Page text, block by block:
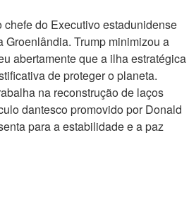
do Executivo estadunidense
Trump minimizou a
abertamente que a ilha estratégica
de proteger o planeta.
na reconstrução de laços
dantesco promovido por Donald
para a estabilidade e a paz